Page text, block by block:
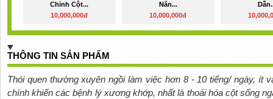
Chỉnh Cột...
10,000,000đ
Nắn...
10,000,000đ
THÔNG TIN SẢN PHẨM
Thói quen thường xuyên ngồi làm việc hơn 8 - 10 tiếng/ ngày, ít
chính khiến các bệnh lý xương khớp, nhất là thoái hóa cột sống